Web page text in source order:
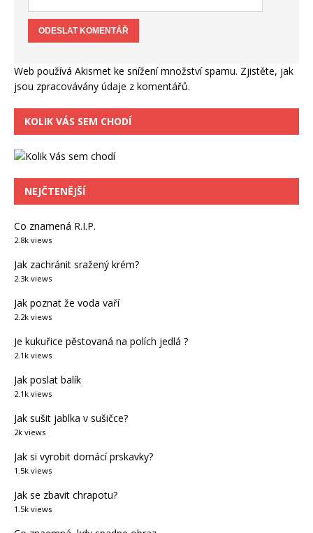
Web používá Akismet ke snížení množství spamu. Zjistěte, jak
jsou zpracovávány údaje z komentářů.
KOLIK VÁS SEM CHODÍ
NEJČTENĚJŠÍ
Co znamená R.I.P.
2.8k views
Jak zachránit sražený krém?
2.3k views
Jak poznat že voda vaří
2.2k views
Je kukuřice pěstovaná na polích jedlá ?
2.1k views
Jak poslat balík
2.1k views
Jak sušit jablka v sušičce?
2k views
Jak si vyrobit domácí prskavky?
1.5k views
Jak se zbavit chrapotu?
1.5k views